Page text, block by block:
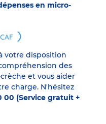
en micro-
votre disposition
des
et vous aider
charge. N'hésitez
00 (Service gratuit +